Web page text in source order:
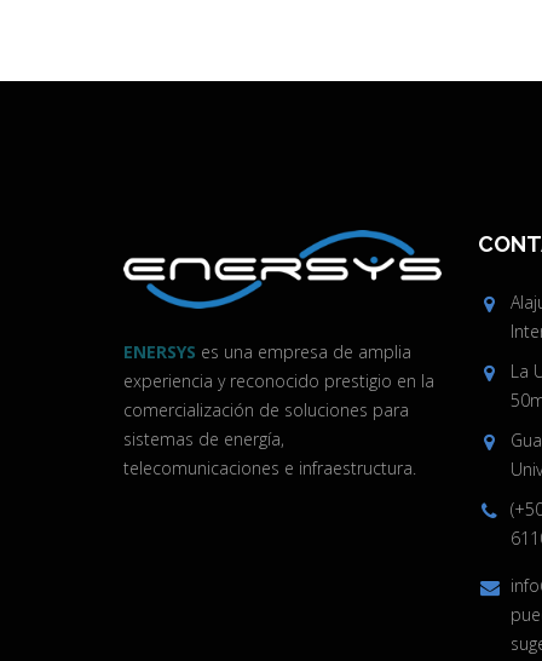
ENERSYS es una empresa de amplia
experiencia y reconocido prestigio en la
comercialización de soluciones para
sistemas de energía,
telecomunicaciones e infraestructura.
La